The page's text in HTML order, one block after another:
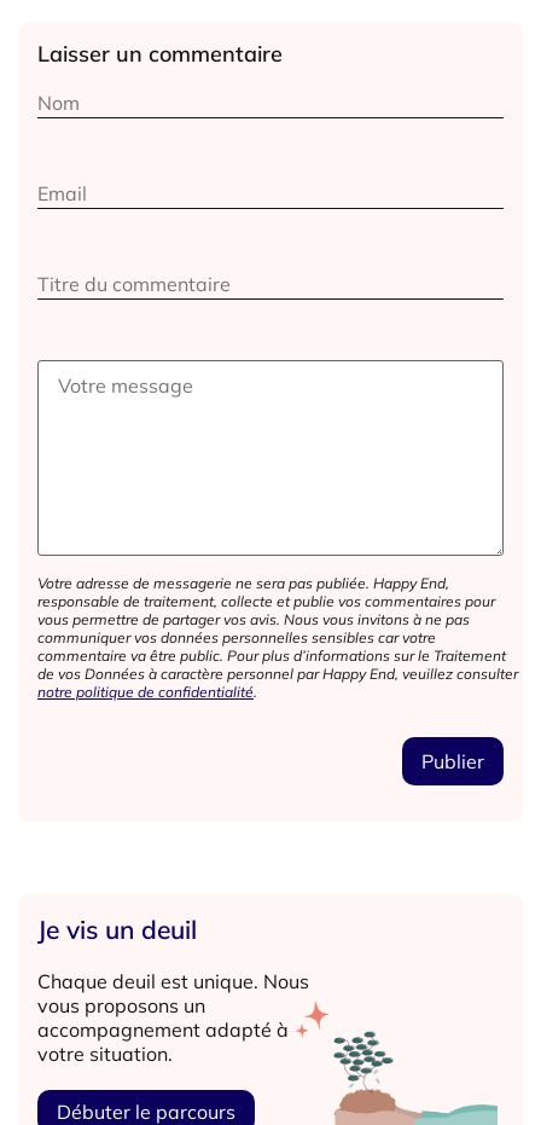
Laisser un commentaire
Votre adresse de messagerie ne sera pas publiée. Happy End,
responsable de traitement, collecte et publie vos commentaires pour
vous permettre de partager vos avis. Nous vous invitons à ne pas
communiquer vos données personnelles sensibles car votre
commentaire va être public. Pour plus d’informations sur le Traitement
de vos Données à caractère personnel par Happy End, veuillez consulter
notre politique de confidentialité.
Alternative:
Je vis un deuil
Chaque deuil est unique. Nous
vous proposons un
accompagnement adapté à
votre situation.
Débuter le parcours